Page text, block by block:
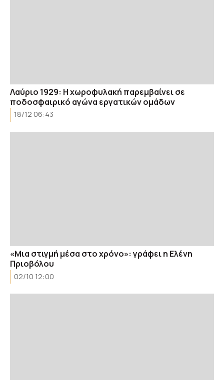
Λαύριο 1929: Η χωροφυλακή παρεμβαίνει σε
ποδοσφαιρικό αγώνα εργατικών ομάδων
18/12 06:43
«Μια στιγμή μέσα στο χρόνο»: γράφει η Ελένη
Πριοβόλου
02/10 12:00